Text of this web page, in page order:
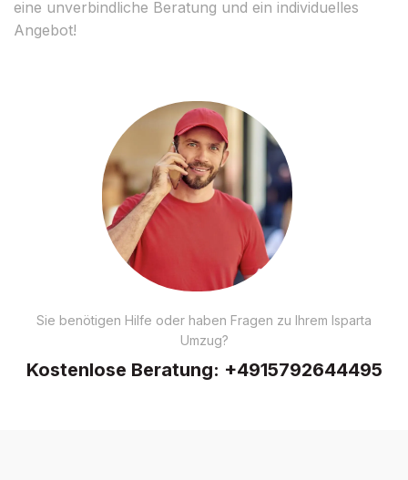
eine unverbindliche Beratung und ein individuelles
Angebot!
Sie benötigen Hilfe oder haben Fragen zu Ihrem Isparta
Umzug?
Kostenlose Beratung: +4915792644495